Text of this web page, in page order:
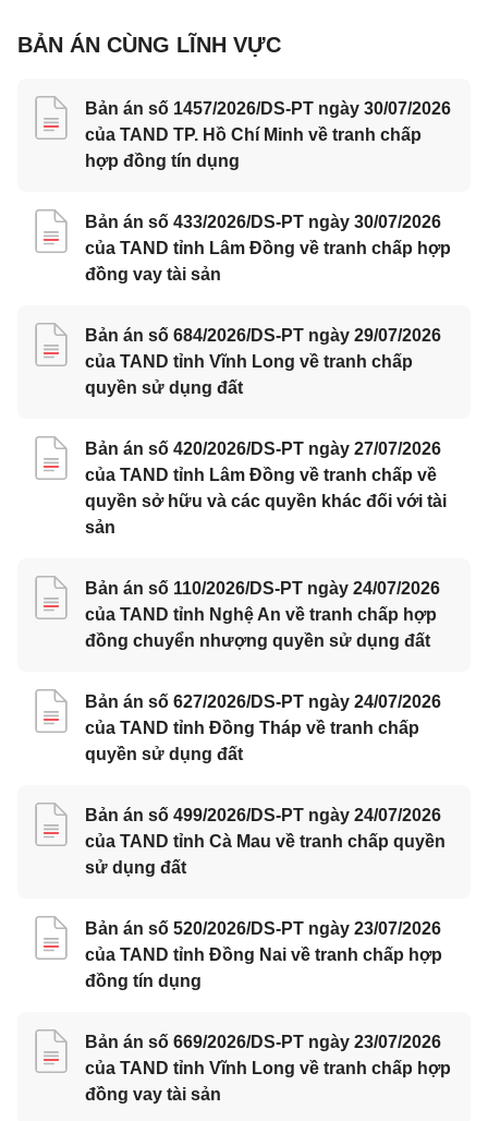
BẢN ÁN CÙNG LĨNH VỰC
Bản án số 1457/2026/DS-PT ngày 30/07/2026
của TAND TP. Hồ Chí Minh về tranh chấp
hợp đồng tín dụng
Bản án số 433/2026/DS-PT ngày 30/07/2026
của TAND tỉnh Lâm Đồng về tranh chấp hợp
đồng vay tài sản
Bản án số 684/2026/DS-PT ngày 29/07/2026
của TAND tỉnh Vĩnh Long về tranh chấp
quyền sử dụng đất
Bản án số 420/2026/DS-PT ngày 27/07/2026
của TAND tỉnh Lâm Đồng về tranh chấp về
quyền sở hữu và các quyền khác đối với tài
sản
Bản án số 110/2026/DS-PT ngày 24/07/2026
của TAND tỉnh Nghệ An về tranh chấp hợp
đồng chuyển nhượng quyền sử dụng đất
Bản án số 627/2026/DS-PT ngày 24/07/2026
của TAND tỉnh Đồng Tháp về tranh chấp
quyền sử dụng đất
Bản án số 499/2026/DS-PT ngày 24/07/2026
của TAND tỉnh Cà Mau về tranh chấp quyền
sử dụng đất
Bản án số 520/2026/DS-PT ngày 23/07/2026
của TAND tỉnh Đồng Nai về tranh chấp hợp
đồng tín dụng
Bản án số 669/2026/DS-PT ngày 23/07/2026
của TAND tỉnh Vĩnh Long về tranh chấp hợp
đồng vay tài sản